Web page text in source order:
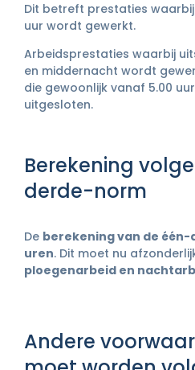
Dit betreft prestaties
uur wordt gewerkt.
Arbeidsprestaties waarbij
en middernacht wordt
die gewoonlijk vanaf 5.00
uitgesloten.
Berekening
derde-norm
De berekening van de
uren. Dit moet nu
ploegenarbeid en
Andere